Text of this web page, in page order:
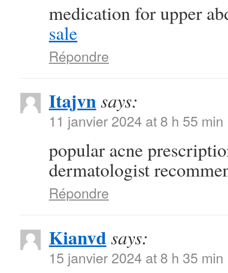
medication for upper
sale
Répondre
Itajvnsays:
11 janvier 2024 at 8 h 55 min
popular acne
dermatologist
Répondre
Kianvdsays:
15 janvier 2024 at 8 h 35 min